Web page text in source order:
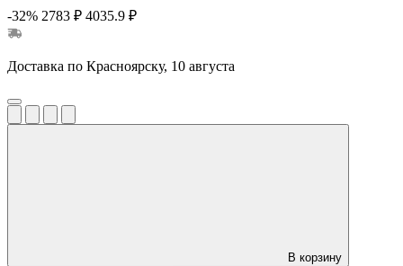
-32% 2783 ₽ 4035.9 ₽
Доставка по Красноярску, 10 августа
В корзину